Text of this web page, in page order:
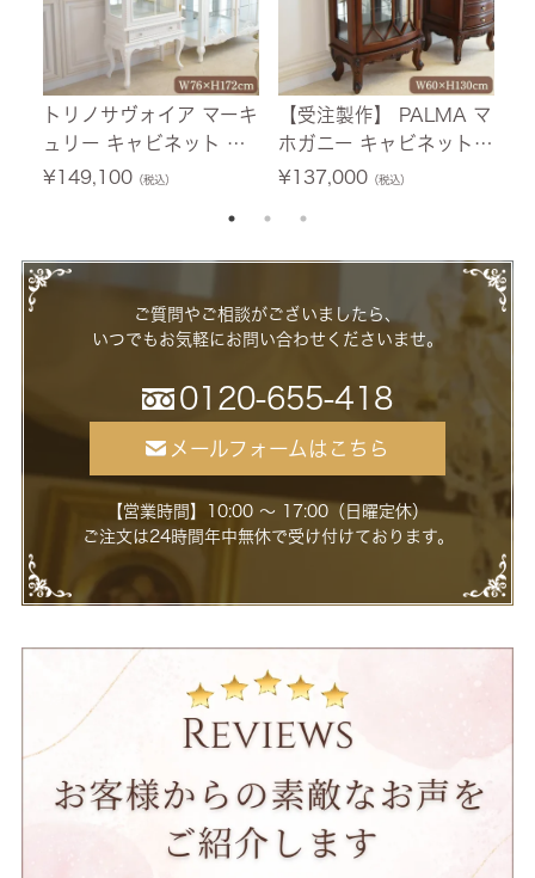
トリノサヴォイア マーキ
ュリー キャビネット ホ
ワイト 幅76cm 【送料無
¥149,100（税込）
【受注製作】 PALMA マ
ホガニー キャビネット
幅60cm 【送料無料/設
¥137,000（税込）
ご質問やご相談がございましたら、
いつでもお気軽にお問い合わせくださいませ。
0120-655-418
メールフォームはこちら
【営業時間】10:00 ～ 17:00（日曜定休）
ご注文は24時間年中無休で受け付けております。